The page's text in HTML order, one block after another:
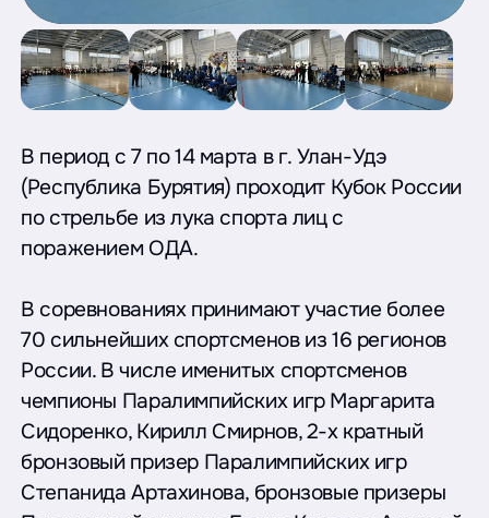
В период с 7 по 14 марта в г. Улан-Удэ
(Республика Бурятия) проходит Кубок России
по стрельбе из лука спорта лиц с
поражением ОДА.
В соревнованиях принимают участие более
70 сильнейших спортсменов из 16 регионов
России. В числе именитых спортсменов
чемпионы Паралимпийских игр Маргарита
Сидоренко, Кирилл Смирнов, 2-х кратный
бронзовый призер Паралимпийских игр
Степанида Артахинова, бронзовые призеры